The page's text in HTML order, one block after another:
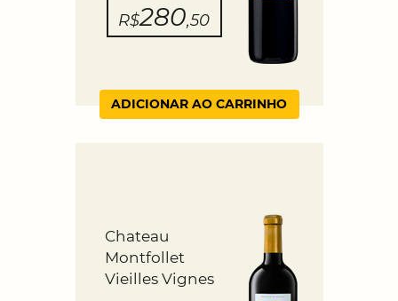
R$280,50
ADICIONAR AO CARRINHO
Chateau
Montfollet
Vieilles Vignes